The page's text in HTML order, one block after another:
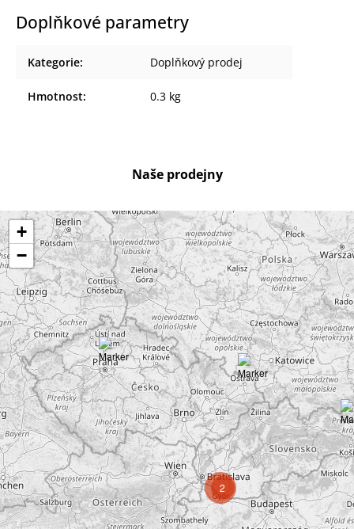
Doplňkové parametry
Kategorie: Doplňkový prodej
Hmotnost: 0.3 kg
Naše prodejny
2
+
−